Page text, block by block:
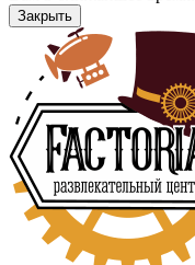
Закрыть